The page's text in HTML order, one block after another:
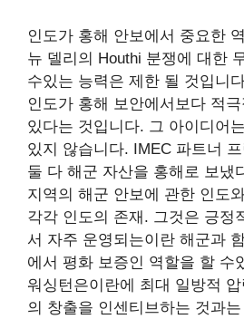
인도가 홍해 안보에서 중요한
뉴 델리의 Houthi 분쟁에 대한
수있는 능력은 제한 될 것입니
인도가 홍해 보안에서보다 적
있다는 것입니다. 그 아이디어
있지 않습니다. IMEC 파트너
둘 다 해군 자산을 홍해로 보냈
지역의 해군 안보에 관한 인도
각각 인도의 존재. 그것은 긍정
서 자주 운영되는이란 해군과
에서 평화 보증인 역할을 할 수
워싱턴은이란에 최대 일방적
의 창출을 인센티브하는 것과